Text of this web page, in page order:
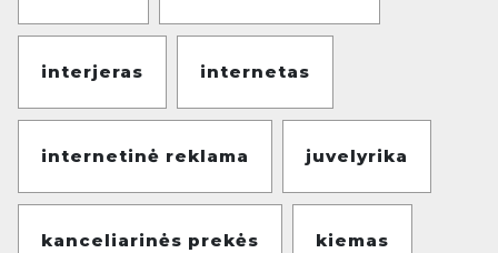
interjeras internetas
internetinė reklama juvelyrika
kanceliarinės prekės kiemas